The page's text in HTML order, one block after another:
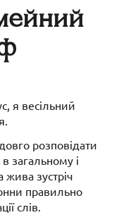
я весільний
розповідати
загальному і
зустріч
правильно
слів.